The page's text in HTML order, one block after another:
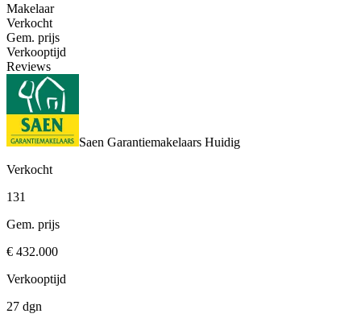
Makelaar
Verkocht
Gem. prijs
Verkooptijd
Reviews
Saen Garantiemakelaars Huidig
Verkocht
131
Gem. prijs
€ 432.000
Verkooptijd
27 dgn